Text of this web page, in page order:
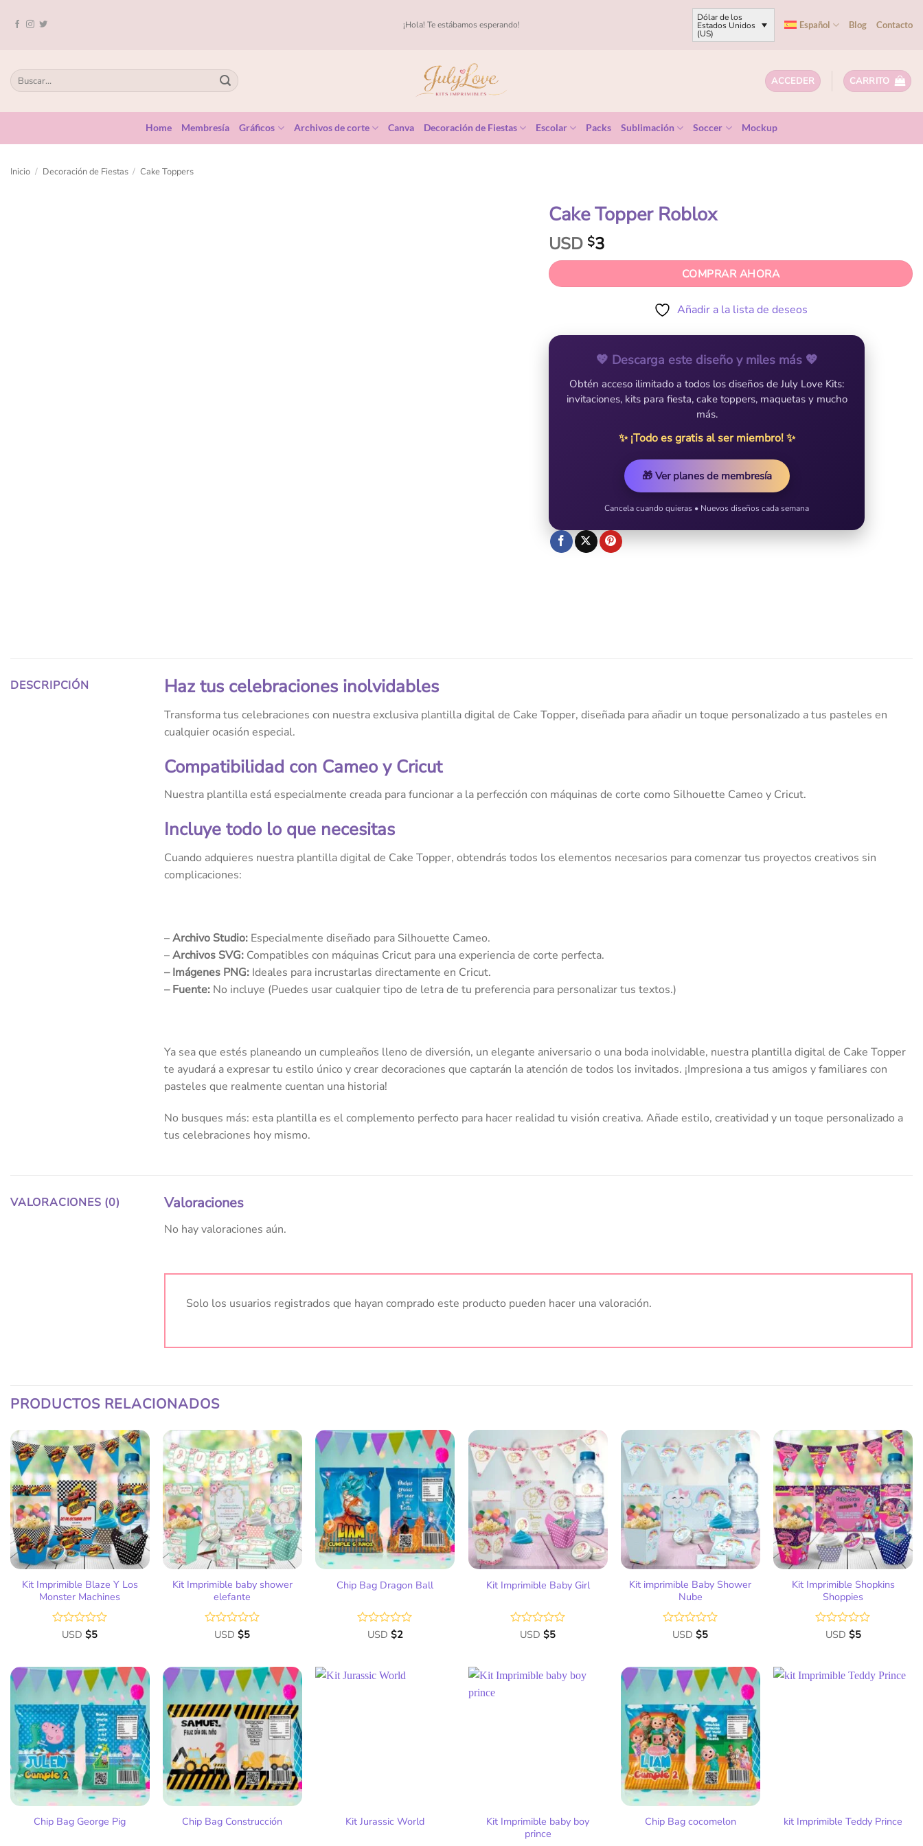
¡Hola! Te estábamos esperando!
Dólar de los
Estados Unidos
(US)
Español Blog Contacto
ACCEDER CARRITO
Home Membresía Gráficos Archivos de corte Canva Decoración de Fiestas Escolar Packs Sublimación Soccer Mockup
Inicio / Decoración de Fiestas / Cake Toppers
Cake Topper Roblox
USD $3
COMPRAR AHORA
Añadir a la lista de deseos
💖 Descarga este diseño y miles más 💖
Obtén acceso ilimitado a todos los diseños de July Love Kits:
invitaciones, kits para fiesta, cake toppers, maquetas y mucho
más.
✨ ¡Todo es gratis al ser miembro! ✨
🎁 Ver planes de membresía
Cancela cuando quieras • Nuevos diseños cada semana
DESCRIPCIÓN Haz tus celebraciones inolvidables
Transforma tus celebraciones con nuestra exclusiva plantilla digital de Cake Topper, diseñada para añadir un toque personalizado a tus pasteles en
cualquier ocasión especial.
Compatibilidad con Cameo y Cricut
Nuestra plantilla está especialmente creada para funcionar a la perfección con máquinas de corte como Silhouette Cameo y Cricut.
Incluye todo lo que necesitas
Cuando adquieres nuestra plantilla digital de Cake Topper, obtendrás todos los elementos necesarios para comenzar tus proyectos creativos sin
complicaciones:
–Archivo Studio: Especialmente diseñado para Silhouette Cameo.
–Archivos SVG: Compatibles con máquinas Cricut para una experiencia de corte perfecta.
–Imágenes PNG: Ideales para incrustarlas directamente en Cricut.
–Fuente: No incluye (Puedes usar cualquier tipo de letra de tu preferencia para personalizar tus textos.)
Ya sea que estés planeando un cumpleaños lleno de diversión, un elegante aniversario o una boda inolvidable, nuestra plantilla digital de Cake Topper
te ayudará a expresar tu estilo único y crear decoraciones que captarán la atención de todos los invitados. ¡Impresiona a tus amigos y familiares con
pasteles que realmente cuentan una historia!
No busques más: esta plantilla es el complemento perfecto para hacer realidad tu visión creativa. Añade estilo, creatividad y un toque personalizado a
tus celebraciones hoy mismo.
VALORACIONES (0) Valoraciones
No hay valoraciones aún.
Solo los usuarios registrados que hayan comprado este producto pueden hacer una valoración.
PRODUCTOS RELACIONADOS
Añadir
a la
lista
de
deseos
Kit Imprimible Blaze Y Los
Monster Machines
Valorado
de
USD$5
Añadir
a la
lista
de
deseos
Kit Imprimible baby shower
elefante
Valorado
de
USD$5
Añadir
a la
lista
de
deseos
Chip Bag Dragon Ball
Valorado
5
USD $2
Añadir
a la
lista
de
deseos
Kit Imprimible Baby Girl
Valorado
5
USD$5
Añadir
a la
lista
de
deseos
Kit imprimible Baby Shower
Nube
Valorado
de
USD$5
Añadir
a la
lista
de
deseos
Kit Imprimible Shopkins
Shoppies
Valorado
5
USD $5
Añadir
a la
lista
de
deseos
Chip Bag George Pig
Añadir
a la
lista
de
Chip Bag Construcción Kit Jurassic World
Kit Imprimible baby boy
prince
Añadir
a la
lista
de
deseos
Chip Bag cocomelon kit Imprimible Teddy Prince